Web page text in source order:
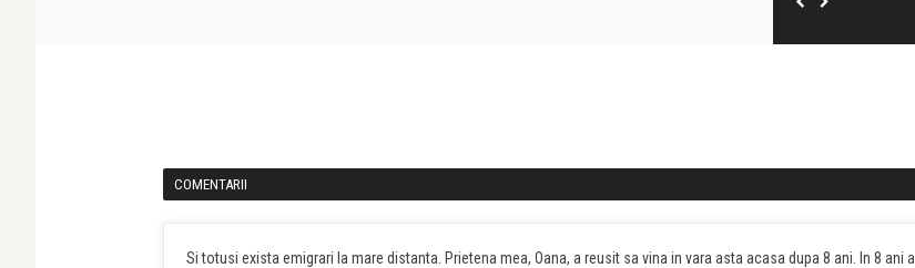
COMENTARII
Si totusi exista emigrari la mare distanta. Prietena mea, Oana, a reusit sa vina in vara asta acasa dupa 8 ani. In 8 ani a